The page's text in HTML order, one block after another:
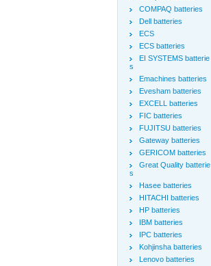
COMPAQ batteries
Dell batteries
ECS
ECS batteries
EI SYSTEMS batterie
s
Emachines batteries
Evesham batteries
EXCELL batteries
FIC batteries
FUJITSU batteries
Gateway batteries
GERICOM batteries
Great Quality batterie
s
Hasee batteries
HITACHI batteries
HP batteries
IBM batteries
IPC batteries
Kohjinsha batteries
Lenovo batteries